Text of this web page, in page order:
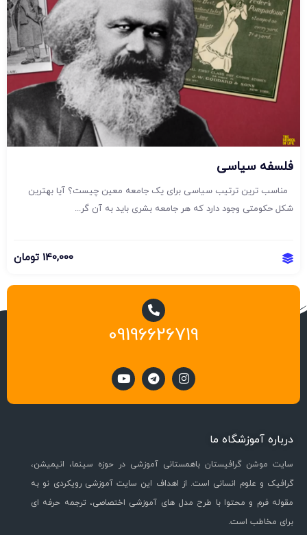
فلسفه سیاسی
مناسب ترین ترتیب سیاسی برای یک جامعه معین چیست؟ آیا بهترین
شکل حکومتی وجود دارد که هر جامعه بشری باید به آن گر...
140,000 تومان
09196626719
درباره آموزشگاه ما
سایت موشن گرافیستان باهمستانی آموزشی در حوزه سینما، انیمیشن،
گرافیک و علوم انسانی است. از اهداف این سایت آموزشی رویکردی نو به
مقوله فرم و محتوا با طرح مدل های آموزشی اختصاصی، ترجمه حرفه ای
برای مخاطب است.